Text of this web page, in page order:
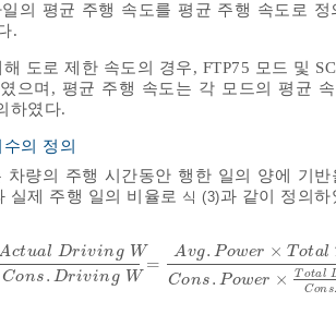
의 평균 주행 속도를 평균 주행 속도로
.
도로 제한 속도의 경우, FTP75 모드 및
으며, 평균 주행 속도는 각 모드의 평균
하였다.
의 정의
차량의 주행 시간동안 행한 일의 양에 기
실제 주행 일의 비율로 식 (3)과 같이 정의하
ctual Drivin g W
Cons . Drivin g W
=
Avg. Power × T otal
Cons . Power × Total
Cons
Actual Driving WCo ns.Driving W=Avg.P